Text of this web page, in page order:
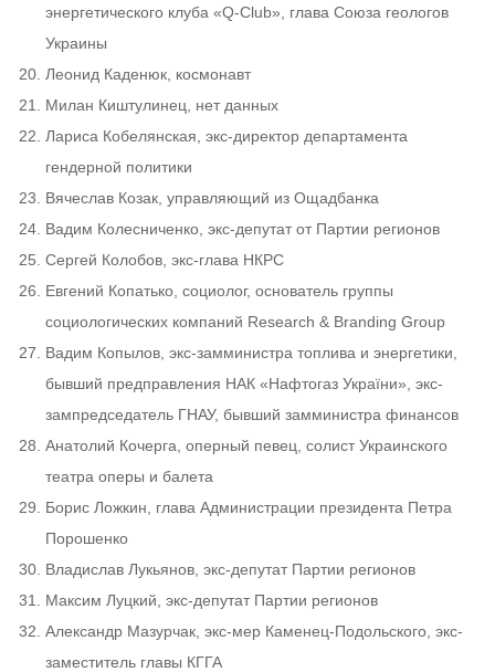
энергетического клуба «Q-Club», глава Союза геологов
Украины
Леонид Каденюк, космонавт
Милан Киштулинец, нет данных
Лариса Кобелянская, экс-директор департамента
гендерной политики
Вячеслав Козак, управляющий из Ощадбанка
Вадим Колесниченко, экс-депутат от Партии регионов
Сергей Колобов, экс-глава НКРС
Евгений Копатько, социолог, основатель группы
социологических компаний Research & Branding Group
Вадим Копылов, экс-замминистра топлива и энергетики,
бывший предправления НАК «Нафтогаз України», экс-
зампредседатель ГНАУ, бывший замминистра финансов
Анатолий Кочерга, оперный певец, солист Украинского
театра оперы и балета
Борис Ложкин, глава Администрации президента Петра
Порошенко
Владислав Лукьянов, экс-депутат Партии регионов
Максим Луцкий, экс-депутат Партии регионов
Александр Мазурчак, экс-мер Каменец-Подольского, экс-
заместитель главы КГГА